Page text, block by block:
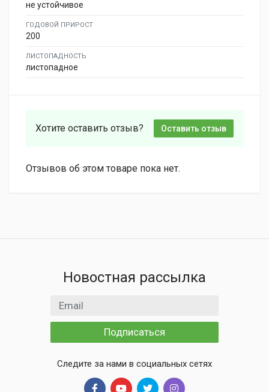
не устойчивое
ГОДОВОЙ ПРИРОСТ
200
ЛИСТОПАДНОСТЬ
листопадное
Хотите оставить отзыв? Оставить отзыв
Отзывов об этом товаре пока нет.
Новостная рассылка
Email адрес
Подписаться
Следите за нами в социальных сетях